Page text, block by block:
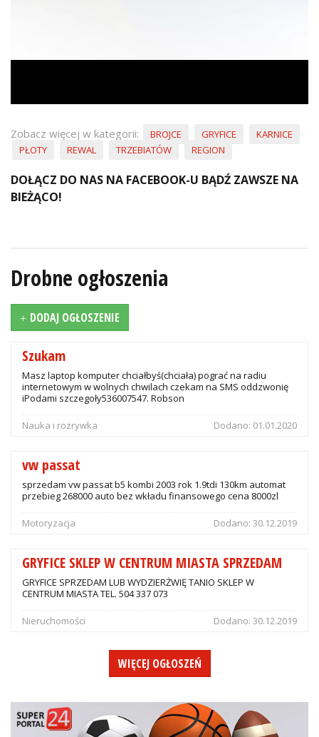
Zobacz więcej w kategorii: BROJCE GRYFICE
KARNICE
PŁOTY
REWAL TRZEBIATÓW REGION
DOŁĄCZ DO NAS NA FACEBOOK-U BĄDŹ ZAWSZE NA
BIEŻĄCO!
Drobne ogłoszenia
DODAJ OGŁOSZENIE
Szukam
Masz laptop komputer chciałbyś(chciała) pograć na radiu
internetowym w wolnych chwilach czekam na SMS oddzwonię
iPodami szczegoły536007547. Robson
Nauka i rozrywka Dodano: 01.01.2020
vw passat
sprzedam vw passat b5 kombi 2003 rok 1.9tdi 130km automat
przebieg 268000 auto bez wkładu finansowego cena 8000zl
Motoryzacja Dodano: 30.12.2019
GRYFICE SKLEP W CENTRUM MIASTA SPRZEDAM
GRYFICE SPRZEDAM LUB WYDZIERŻWIĘ TANIO SKLEP W
CENTRUM MIASTA TEL. 504 337 073
Nieruchomości Dodano: 30.12.2019
WIĘCEJ OGŁOSZEŃ